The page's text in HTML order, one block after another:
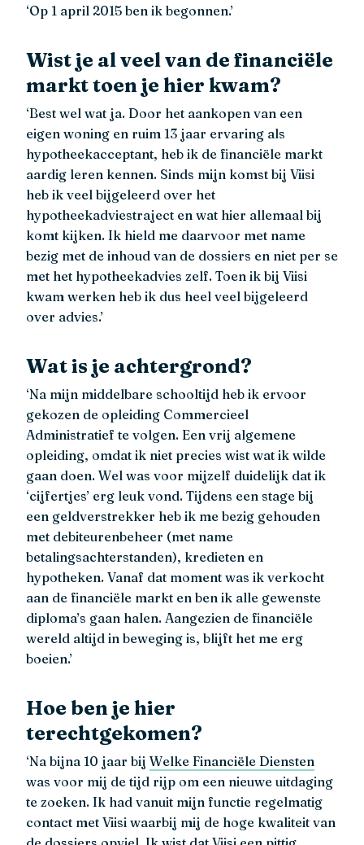
‘Op 1 april 2015 ben ik begonnen.’
Wist je al veel van de financiële
markt toen je hier kwam?
‘Best wel wat ja. Door het aankopen van een
eigen woning en ruim 13 jaar ervaring als
hypotheekacceptant, heb ik de financiële markt
aardig leren kennen. Sinds mijn komst bij Viisi
heb ik veel bijgeleerd over het
hypotheekadviestraject en wat hier allemaal bij
komt kijken. Ik hield me daarvoor met name
bezig met de inhoud van de dossiers en niet per se
met het hypotheekadvies zelf. Toen ik bij Viisi
kwam werken heb ik dus heel veel bijgeleerd
over advies.’
Wat is je achtergrond?
‘Na mijn middelbare schooltijd heb ik ervoor
gekozen de opleiding Commercieel
Administratief te volgen. Een vrij algemene
opleiding, omdat ik niet precies wist wat ik wilde
gaan doen. Wel was voor mijzelf duidelijk dat ik
‘cijfertjes’ erg leuk vond. Tijdens een stage bij
een geldverstrekker heb ik me bezig gehouden
met debiteurenbeheer (met name
betalingsachterstanden), kredieten en
hypotheken. Vanaf dat moment was ik verkocht
aan de financiële markt en ben ik alle gewenste
diploma’s gaan halen. Aangezien de financiële
wereld altijd in beweging is, blijft het me erg
boeien.’
Hoe ben je hier
terechtgekomen?
‘Na bijna 10 jaar bij Welke Financiële Diensten
was voor mij de tijd rijp om een nieuwe uitdaging
te zoeken. Ik had vanuit mijn functie regelmatig
contact met Viisi waarbij mij de hoge kwaliteit van